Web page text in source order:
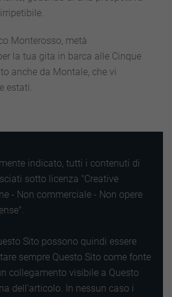
Monterosso, metà
la tua gita in barca alle Cinque
anche da Montale, che vi
estati.
indicato, tutti i contenuti di
sotto licenza "Creative
- Non commerciale - Non opere
Sito possono quindi essere
sempre Questo Sito come fonte
collegamento visibile a Questo
dell'articolo. In nessun caso i